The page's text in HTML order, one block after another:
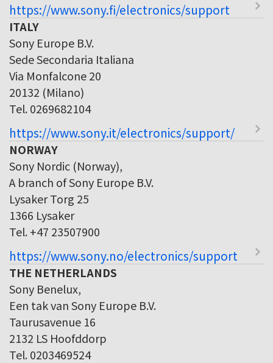
https://www.sony.fi/electronics/support
ITALY
Sony Europe B.V.
Sede Secondaria Italiana
Via Monfalcone 20
20132 (Milano)
Tel. 0269682104
https://www.sony.it/electronics/support/
NORWAY
Sony Nordic (Norway),
A branch of Sony Europe B.V.
Lysaker Torg 25
1366 Lysaker
Tel. +47 23507900
https://www.sony.no/electronics/support
THE NETHERLANDS
Sony Benelux,
Een tak van Sony Europe B.V.
Taurusavenue 16
2132 LS Hoofddorp
Tel. 0203469524